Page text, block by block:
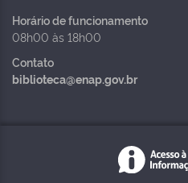
Horário de funcionamento
08h00 às 18h00
Contato
biblioteca@enap.gov.br